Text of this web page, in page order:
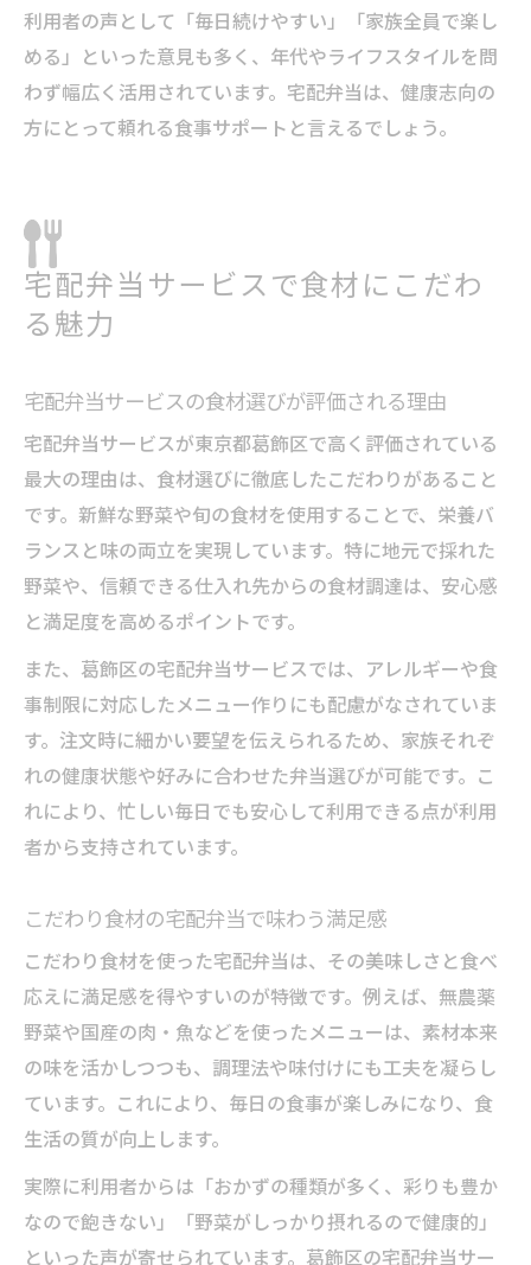
利用者の声として「毎日続けやすい」「家族全員で楽し
める」といった意見も多く、年代やライフスタイルを問
わず幅広く活用されています。宅配弁当は、健康志向の
方にとって頼れる食事サポートと言えるでしょう。
宅配弁当サービスで食材にこだわ
る魅力
宅配弁当サービスの食材選びが評価される理由
宅配弁当サービスが東京都葛飾区で高く評価されている
最大の理由は、食材選びに徹底したこだわりがあること
です。新鮮な野菜や旬の食材を使用することで、栄養バ
ランスと味の両立を実現しています。特に地元で採れた
野菜や、信頼できる仕入れ先からの食材調達は、安心感
と満足度を高めるポイントです。
また、葛飾区の宅配弁当サービスでは、アレルギーや食
事制限に対応したメニュー作りにも配慮がなされていま
す。注文時に細かい要望を伝えられるため、家族それぞ
れの健康状態や好みに合わせた弁当選びが可能です。こ
れにより、忙しい毎日でも安心して利用できる点が利用
者から支持されています。
こだわり食材の宅配弁当で味わう満足感
こだわり食材を使った宅配弁当は、その美味しさと食べ
応えに満足感を得やすいのが特徴です。例えば、無農薬
野菜や国産の肉・魚などを使ったメニューは、素材本来
の味を活かしつつも、調理法や味付けにも工夫を凝らし
ています。これにより、毎日の食事が楽しみになり、食
生活の質が向上します。
実際に利用者からは「おかずの種類が多く、彩りも豊か
なので飽きない」「野菜がしっかり摂れるので健康的」